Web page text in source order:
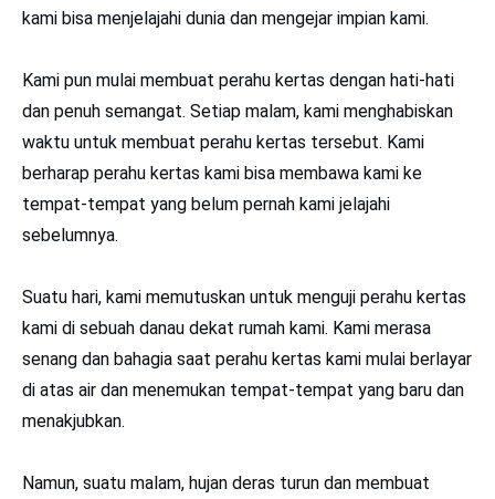
kami bisa menjelajahi dunia dan mengejar impian kami.
Kami pun mulai membuat perahu kertas dengan hati-hati
dan penuh semangat. Setiap malam, kami menghabiskan
waktu untuk membuat perahu kertas tersebut. Kami
berharap perahu kertas kami bisa membawa kami ke
tempat-tempat yang belum pernah kami jelajahi
sebelumnya.
Suatu hari, kami memutuskan untuk menguji perahu kertas
kami di sebuah danau dekat rumah kami. Kami merasa
senang dan bahagia saat perahu kertas kami mulai berlayar
di atas air dan menemukan tempat-tempat yang baru dan
menakjubkan.
Namun, suatu malam, hujan deras turun dan membuat